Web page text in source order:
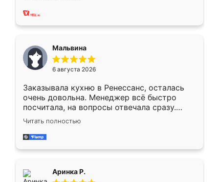
заказал шкаф-купе. По качеству очень
хорошее сборка достаточно быстрая,
меньше, здесь же он более разнообразный.
Мне нравится ,если что-то потребуется из
мебели буду заказывать только здесь.
Мальвина
6 августа 2026
Заказывала кухню в Ренессанс, осталась
очень довольна. Менеджер всё быстро
посчитала, на вопросы отвечала сразу.
Замерщик приехал в субботу, подошёл к
делу со всей ответственностью. Собрали
за день, ребята работали аккуратно, даже
Читать полностью
Аринка Р.